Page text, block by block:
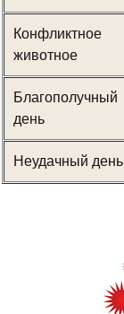
Конфликтное
животное
Благополучный
день
Неудачный день